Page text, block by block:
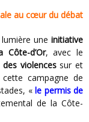
au cœur du débat
une initiative
Côte-d’Or, avec le
violencessur et
campagne de
« le permis de
de la Côte-